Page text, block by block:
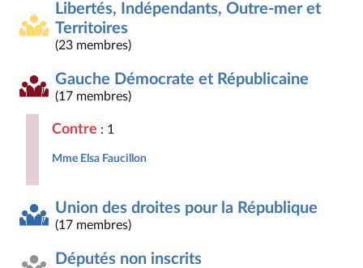
Libertés, Indépendants, Outre-mer et
Territoires
(23 membres)
Gauche Démocrate et Républicaine
(17 membres)
Contre : 1
Mme Elsa Faucillon
Union des droites pour la République
(17 membres)
Députés non inscrits